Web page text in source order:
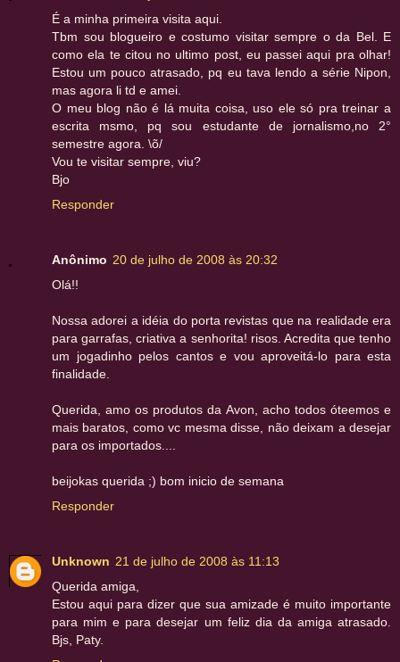
É a minha primeira visita aqui.
Tbm sou blogueiro e costumo visitar sempre o da Bel. E
como ela te citou no ultimo post, eu passei aqui pra olhar!
Estou um pouco atrasado, pq eu tava lendo a série Nipon,
mas agora li td e amei.
O meu blog não é lá muita coisa, uso ele só pra treinar a
escrita msmo, pq sou estudante de jornalismo,no 2°
semestre agora. \õ/
Vou te visitar sempre, viu?
Bjo
Responder
Anônimo 20 de julho de 2008 às 20:32
Olá!!
Nossa adorei a idéia do porta revistas que na realidade era
para garrafas, criativa a senhorita! risos. Acredita que tenho
um jogadinho pelos cantos e vou aproveitá-lo para esta
finalidade.
Querida, amo os produtos da Avon, acho todos óteemos e
mais baratos, como vc mesma disse, não deixam a desejar
para os importados....
beijokas querida ;) bom inicio de semana
Responder
Unknown 21 de julho de 2008 às 11:13
Querida amiga,
Estou aqui para dizer que sua amizade é muito importante
para mim e para desejar um feliz dia da amiga atrasado.
Bjs, Paty.